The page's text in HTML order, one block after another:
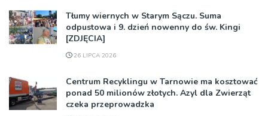
Tłumy wiernych w Starym Sączu. Suma
odpustowa i 9. dzień nowenny do św. Kingi
[ZDJĘCIA]
26 LIPCA 2026
Centrum Recyklingu w Tarnowie ma kosztować
ponad 50 milionów złotych. Azyl dla Zwierząt
czeka przeprowadzka